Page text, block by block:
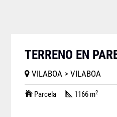
TERRENO EN
VILABOA > VILABOA
Parcela 1166 m2